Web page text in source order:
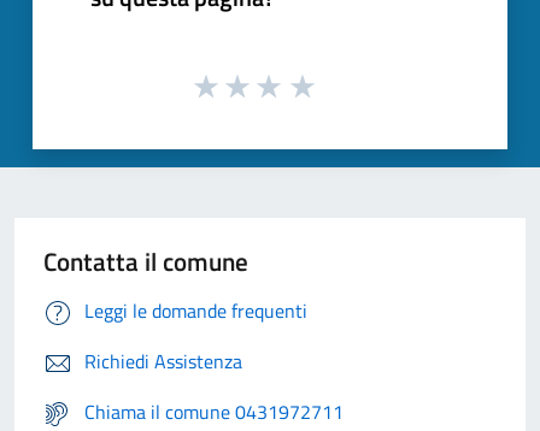
Contatta il comune
Leggi le domande frequenti
Richiedi Assistenza
Chiama il comune 0431972711